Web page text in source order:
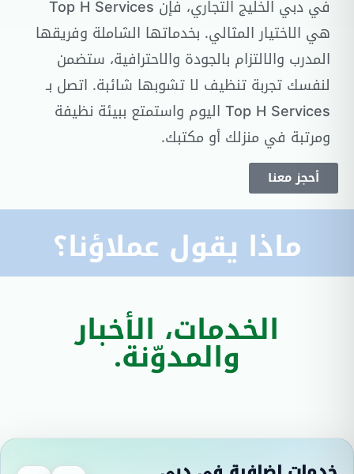
في دبي الخليج التجاري، فإن Top H Services
هي الاختيار المثالي. بخدماتها الشاملة وفريقها
المدرب والالتزام بالجودة والاحترافية، ستضمن
لنفسك تجربة تنظيف لا تشوبها شائبة. اتصل بـ
Top H Services اليوم واستمتع ببيئة نظيفة
ومرتبة في منزلك أو مكتبك.
أحجز معنا
ماذا يقول عملاؤنا؟
الخدمات، الأخبار
والمدوّنة.